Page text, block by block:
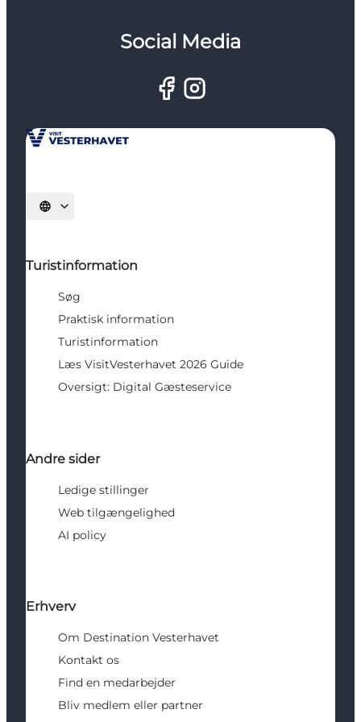
Social Media
Vælg sprog
Turistinformation
Søg
Praktisk information
Turistinformation
Læs VisitVesterhavet 2026 Guide
Oversigt: Digital Gæsteservice
Andre sider
Ledige stillinger
Web tilgængelighed
AI policy
Erhverv
Om Destination Vesterhavet
Kontakt os
Find en medarbejder
Bliv medlem eller partner